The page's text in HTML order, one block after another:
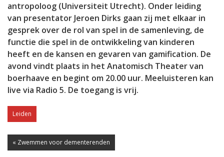
antropoloog (Universiteit Utrecht). Onder leiding
van presentator Jeroen Dirks gaan zij met elkaar in
gesprek over de rol van spel in de samenleving, de
functie die spel in de ontwikkeling van kinderen
heeft en de kansen en gevaren van gamification. De
avond vindt plaats in het Anatomisch Theater van
boerhaave en begint om 20.00 uur. Meeluisteren kan
live via Radio 5. De toegang is vrij.
Leiden
« Zwemmen voor dementerenden